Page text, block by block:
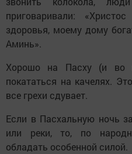
приговаривали:
здоровья, моему дому
Аминь».
Хорошо на Пасху (и во
покататься на качелях.
все грехи сдувает.
Если в Пасхальную ночь
или реки, то, по
обладать особенной силой.